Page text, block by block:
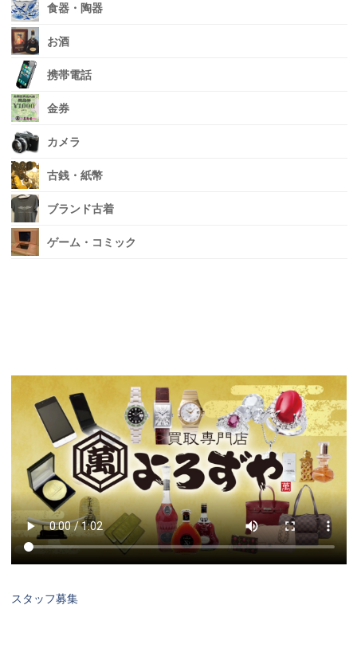
食器・陶器
お酒
携帯電話
金券
カメラ
古銭・紙幣
ブランド古着
ゲーム・コミック
スタッフ募集